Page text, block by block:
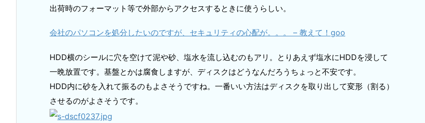
出荷時のフォーマット等で外部からアクセスするときに使うらしい。
会社のパソコンを処分したいのですが、セキュリティの心配が。。。 – 教えて！goo
HDD横のシールに穴を空けて泥や砂、塩水を流し込むのもアリ。とりあえず塩水にHDDを浸して
一晩放置です。基盤とかは腐食しますが、ディスクはどうなんだろうちょっと不安です。
HDD内に砂を入れて振るのもよさそうですね。一番いい方法はディスクを取り出して変形（割る）
させるのがよさそうです。